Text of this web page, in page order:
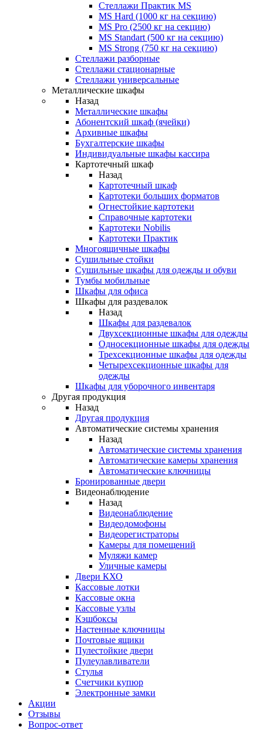
Стеллажи Практик MS
MS Hard (1000 кг на секцию)
MS Pro (2500 кг на секцию)
MS Standart (500 кг на секцию)
MS Strong (750 кг на секцию)
Стеллажи разборные
Стеллажи стационарные
Стеллажи универсальные
Металлические шкафы
Назад
Металлические шкафы
Абонентский шкаф (ячейки)
Архивные шкафы
Бухгалтерские шкафы
Индивидуальные шкафы кассира
Картотечный шкаф
Назад
Картотечный шкаф
Картотеки больших форматов
Огнестойкие картотеки
Справочные картотеки
Картотеки Nobilis
Картотеки Практик
Многоящичные шкафы
Сушильные стойки
Сушильные шкафы для одежды и обуви
Тумбы мобильные
Шкафы для офиса
Шкафы для раздевалок
Назад
Шкафы для раздевалок
Двухсекционные шкафы для одежды
Односекционные шкафы для одежды
Трехсекционные шкафы для одежды
Четырехсекционные шкафы для
одежды
Шкафы для уборочного инвентаря
Другая продукция
Назад
Другая продукция
Автоматические системы хранения
Назад
Автоматические системы хранения
Автоматические камеры хранения
Автоматические ключницы
Бронированные двери
Видеонаблюдение
Назад
Видеонаблюдение
Видеодомофоны
Видеорегистраторы
Камеры для помещений
Муляжи камер
Уличные камеры
Двери КХО
Кассовые лотки
Кассовые окна
Кассовые узлы
Кэшбоксы
Настенные ключницы
Почтовые ящики
Пулестойкие двери
Пулеулавливатели
Стулья
Счетчики купюр
Электронные замки
Акции
Отзывы
Вопрос-ответ